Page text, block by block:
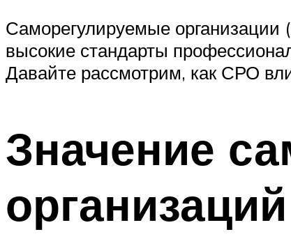
Саморегулируемые
высокие стандарты
Давайте рассмотрим, как СРО
Значение